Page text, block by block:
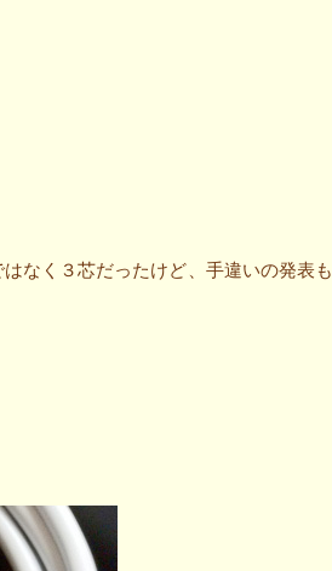
なく３芯だったけど、手違いの発表も